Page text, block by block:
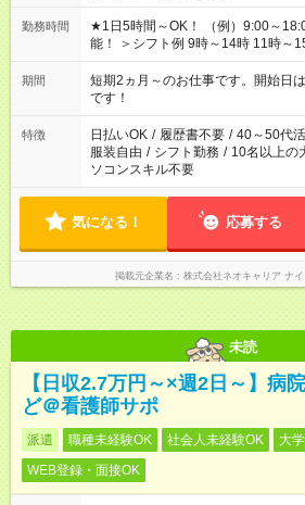
勤務時間
★1日5時間～OK！ （例）9:00～
能！ ＞シフト例 9時～14時 11時～
のご都合に合わせて勤務時間をご
でお休みや時間の調整が必要な場合
い。
期間
短期2ヵ月～のお仕事です。開始
です！
特徴 日払いOK / 履歴書不要 / 40～50代
服装自由 / シフト勤務 / 10名以上の
ソコンスキル不要
気になる！ 応募する
掲載元企業名 株式会社ネオキャリア ナ
未読
【日収2.7万円～×週2日～】病
ど＠看護師サポ
派遣 職種未経験OK 社会人未経験OK 大
WEB登録・面接OK